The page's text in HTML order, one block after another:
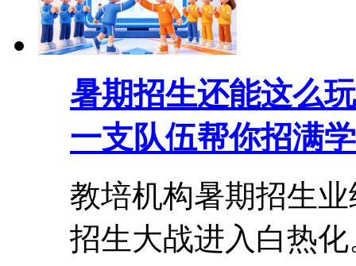
暑期招生还能这么
一支队伍帮你招满
教培机构暑期招生
招生大战进入白热